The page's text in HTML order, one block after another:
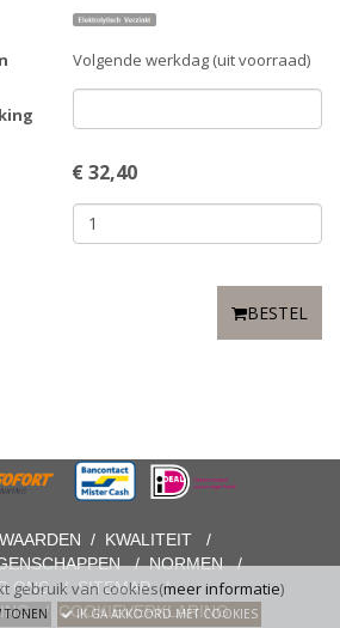
Volgende werkdag (uit voorraad)
€32,40
BESTEL
gebruik van cookies(meer informatie)
TONEN IK GA AKKOORD MET COOKIES
/ KWALITEIT
/
/NORMEN/
ONS/SITEMAP/
/ COOKIEVERKLARING